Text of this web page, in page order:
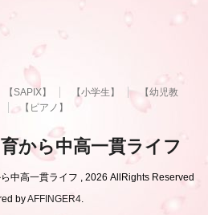
【SAPIX】 【小学生】
【幼児教
【ピアノ】
から中高一貫ライフ
中高一貫ライフ , 2026 AllRights Reserved
byAFFINGER4.